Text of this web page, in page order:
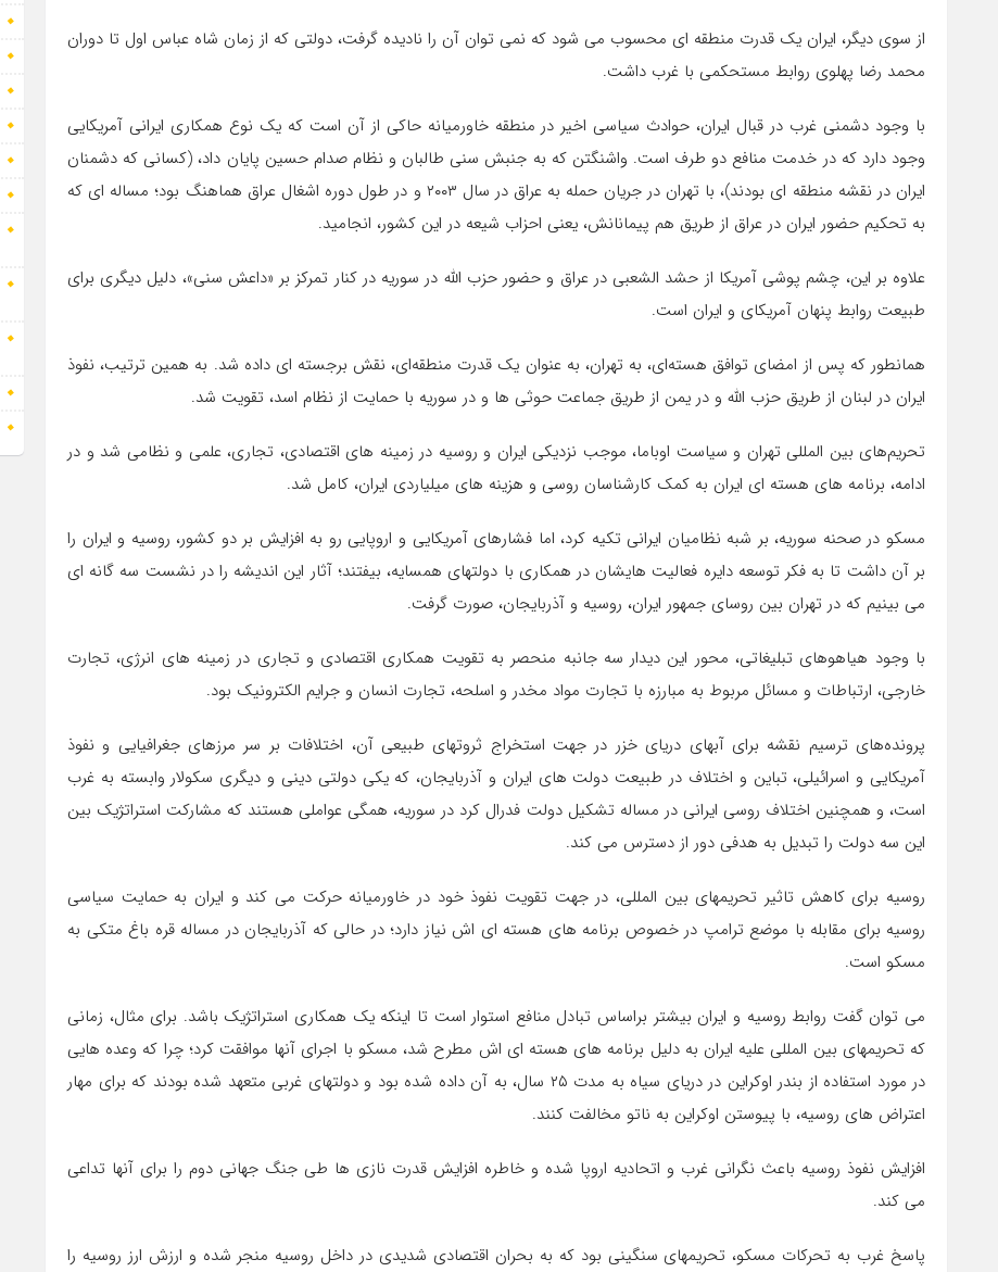
از سوی دیگر، ایران یک قدرت منطقه ای محسوب می شود که نمی توان آن را نادیده گرفت، دولتی که از زمان شاه عباس اول تا دوران
محمد رضا پهلوی روابط مستحکمی با غرب داشت.
با وجود دشمنی غرب در قبال ایران، حوادث سیاسی اخیر در منطقه خاورمیانه حاکی از آن است که یک نوع همکاری ایرانی آمریکایی
وجود دارد که در خدمت منافع دو طرف است. واشنگتن که به جنبش سنی طالبان و نظام صدام حسین پایان داد، (کسانی که دشمنان
ایران در نقشه منطقه ای بودند)، با تهران در جریان حمله به عراق در سال ۲۰۰۳ و در طول دوره اشغال عراق هماهنگ بود؛ مساله ای که
به تحکیم حضور ایران در عراق از طریق هم پیمانانش، یعنی احزاب شیعه در این کشور، انجامید.
علاوه بر این، چشم پوشی آمریکا از حشد الشعبی در عراق و حضور حزب الله در سوریه در کنار تمرکز بر «داعش سنی»، دلیل دیگری برای
طبیعت روابط پنهان آمریکای و ایران است.
همانطور که پس از امضای توافق هسته‌ای، به تهران، به عنوان یک قدرت منطقه‌ای، نقش برجسته ای داده شد. به همین ترتیب، نفوذ
ایران در لبنان از طریق حزب الله و در یمن از طریق جماعت حوثی ها و در سوریه با حمایت از نظام اسد، تقویت شد.
تحریم‌های بین المللی تهران و سیاست اوباما، موجب نزدیکی ایران و روسیه در زمینه های اقتصادی، تجاری، علمی و نظامی شد و در
ادامه، برنامه های هسته ای ایران به کمک کارشناسان روسی و هزینه های میلیاردی ایران، کامل شد.
مسکو در صحنه سوریه، بر شبه نظامیان ایرانی تکیه کرد، اما فشارهای آمریکایی و اروپایی رو به افزایش بر دو کشور، روسیه و ایران را
بر آن داشت تا به فکر توسعه دایره فعالیت هایشان در همکاری با دولتهای همسایه، بیفتند؛ آثار این اندیشه را در نشست سه گانه ای
می بینیم که در تهران بین روسای جمهور ایران، روسیه و آذربایجان، صورت گرفت.
با وجود هیاهوهای تبلیغاتی، محور این دیدار سه جانبه منحصر به تقویت همکاری اقتصادی و تجاری در زمینه های انرژی، تجارت
خارجی، ارتباطات و مسائل مربوط به مبارزه با تجارت مواد مخدر و اسلحه، تجارت انسان و جرایم الکترونیک بود.
پرونده‌های ترسیم نقشه برای آبهای دریای خزر در جهت استخراج ثروتهای طبیعی آن، اختلافات بر سر مرزهای جغرافیایی و نفوذ
آمریکایی و اسرائیلی، تباین و اختلاف در طبیعت دولت های ایران و آذربایجان، که یکی دولتی دینی و دیگری سکولار وابسته به غرب
است، و همچنین اختلاف روسی ایرانی در مساله تشکیل دولت فدرال کرد در سوریه، همگی عواملی هستند که مشارکت استراتژیک بین
این سه دولت را تبدیل به هدفی دور از دسترس می کند.
روسیه برای کاهش تاثیر تحریمهای بین المللی، در جهت تقویت نفوذ خود در خاورمیانه حرکت می کند و ایران به حمایت سیاسی
روسیه برای مقابله با موضع ترامپ در خصوص برنامه های هسته ای اش نیاز دارد؛ در حالی که آذربایجان در مساله قره باغ متکی به
مسکو است.
می توان گفت روابط روسیه و ایران بیشتر براساس تبادل منافع استوار است تا اینکه یک همکاری استراتژیک باشد. برای مثال، زمانی
که تحریمهای بین المللی علیه ایران به دلیل برنامه های هسته ای اش مطرح شد، مسکو با اجرای آنها موافقت کرد؛ چرا که وعده هایی
در مورد استفاده از بندر اوکراین در دریای سیاه به مدت ۲۵ سال، به آن داده شده بود و دولتهای غربی متعهد شده بودند که برای مهار
اعتراض های روسیه، با پیوستن اوکراین به ناتو مخالفت کنند.
افزایش نفوذ روسیه باعث نگرانی غرب و اتحادیه اروپا شده و خاطره افزایش قدرت نازی ها طی جنگ جهانی دوم را برای آنها تداعی
می کند.
پاسخ غرب به تحرکات مسکو، تحریمهای سنگینی بود که به بحران اقتصادی شدیدی در داخل روسیه منجر شده و ارزش ارز روسیه را